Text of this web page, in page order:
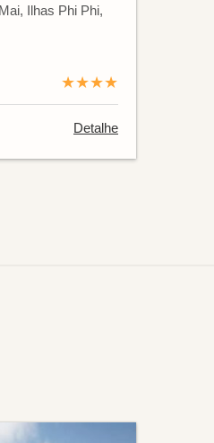
Ilhas Phi Phi,
★★★★
Detalhe